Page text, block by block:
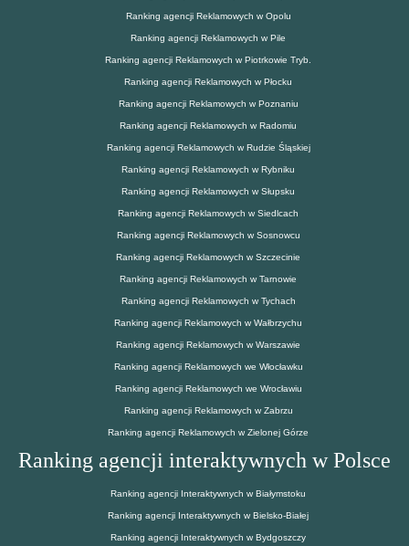
Ranking agencji Reklamowych w Opolu
Ranking agencji Reklamowych w Pile
Ranking agencji Reklamowych w Piotrkowie Tryb.
Ranking agencji Reklamowych w Płocku
Ranking agencji Reklamowych w Poznaniu
Ranking agencji Reklamowych w Radomiu
Ranking agencji Reklamowych w Rudzie Śląskiej
Ranking agencji Reklamowych w Rybniku
Ranking agencji Reklamowych w Słupsku
Ranking agencji Reklamowych w Siedlcach
Ranking agencji Reklamowych w Sosnowcu
Ranking agencji Reklamowych w Szczecinie
Ranking agencji Reklamowych w Tarnowie
Ranking agencji Reklamowych w Tychach
Ranking agencji Reklamowych w Wałbrzychu
Ranking agencji Reklamowych w Warszawie
Ranking agencji Reklamowych we Włocławku
Ranking agencji Reklamowych we Wrocławiu
Ranking agencji Reklamowych w Zabrzu
Ranking agencji Reklamowych w Zielonej Górze
Ranking agencji interaktywnych w Polsce
Ranking agencji Interaktywnych w Białymstoku
Ranking agencji Interaktywnych w Bielsko-Białej
Ranking agencji Interaktywnych w Bydgoszczy